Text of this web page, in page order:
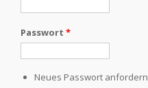
Passwort *
Neues Passwort anfordern